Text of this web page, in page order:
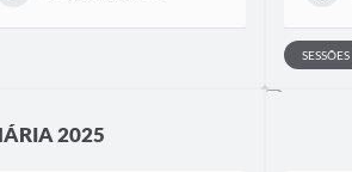
SESSÕES
2025